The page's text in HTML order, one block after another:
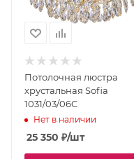
Потолочная люстра
хрустальная Sofia
1031/03/06C
Нет в наличии
25 350 ₽/шт